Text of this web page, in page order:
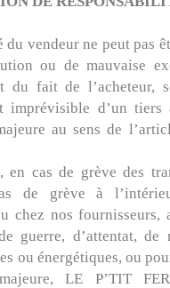
vendeur ne peut pas
ou de mauvaise
du fait de l’acheteur,
imprévisible d’un tiers
au sens de
en cas de grève des
de grève à
chez nos fournisseurs,
guerre, d’attentat, de
ou énergétiques, ou
LE P’TIT